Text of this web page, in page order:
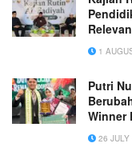
1
Putri
Winner
2026
26 JULY